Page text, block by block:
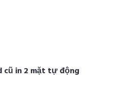
cũ in 2 mặt tự động